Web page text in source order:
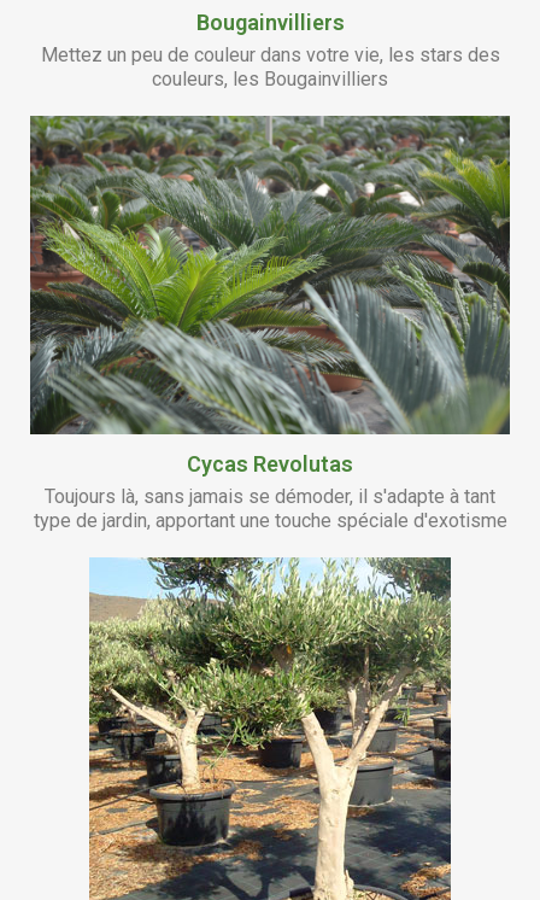
couleurs, les Bougainvilliers
Cycas Revolutas
Toujours là, sans jamais se démoder, il s'adapte à tant
type de jardin, apportant une touche spéciale d'exotisme
Les Oliviers